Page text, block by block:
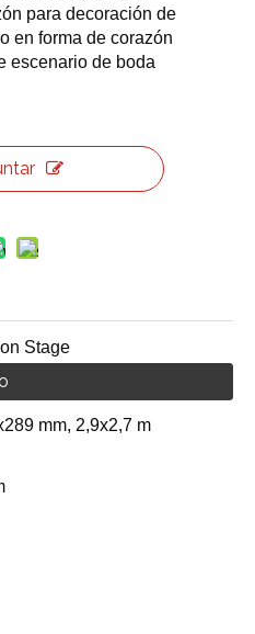
para decoración de
en forma de corazón
escenario de boda
Stage
mm, 2,9x2,7 m